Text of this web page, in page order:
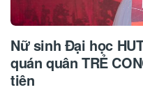
Nữ sinh Đại học
quán quân TRẺ
tiên